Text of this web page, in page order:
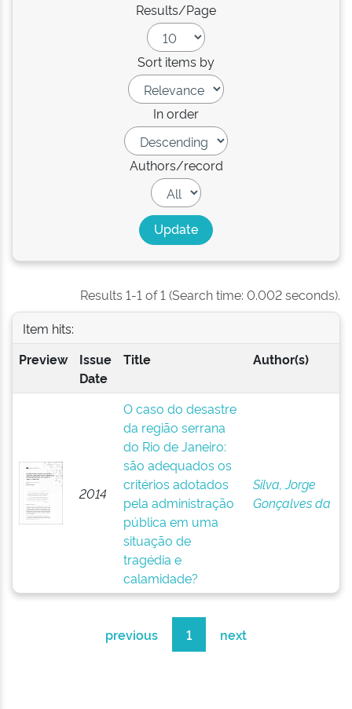
Results/Page
Sort items by
In order
Authors/record
Results 1-1 of 1 (Search time: 0.002 seconds).
Item hits:
Preview
Issue
Date
Title Author(s)
2014
O caso do desastre
da região serrana
do Rio de Janeiro:
são adequados os
critérios adotados
pela administração
pública em uma
situação de
tragédia e
calamidade?
Silva, Jorge
Gonçalves da
previous 1 next